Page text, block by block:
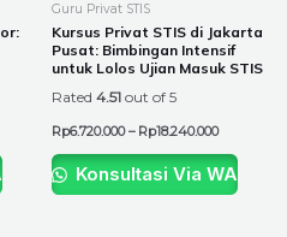
Guru Privat STIS
Kursus Privat STIS di Jakarta
Pusat: Bimbingan Intensif
untuk Lolos Ujian Masuk STIS
Rated 4.51 out of 5
Rp6.720.000 – Rp18.240.000
chosen
on
page
Konsultasi Via WA